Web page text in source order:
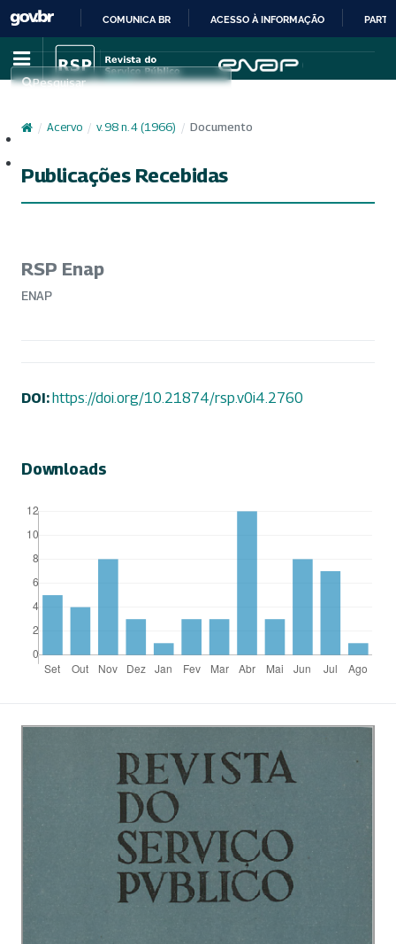
IR
PARA
CONTEÚDO
COMUNICA BR ACESSO À INFORMAÇÃO
Pesquisar
/ Acervo / v. 98 n. 4 (1966) / Documento
Publicações Recebidas
RSP Enap
ENAP
DOI:https://doi.org/10.21874/rsp.v0i4.2760
Downloads